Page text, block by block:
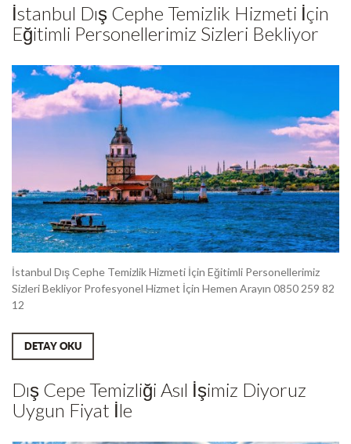
İstanbul Dış Cephe Temizlik Hizmeti İçin
Eğitimli Personellerimiz Sizleri Bekliyor
İstanbul Dış Cephe Temizlik Hizmeti İçin Eğitimli Personellerimiz
Sizleri Bekliyor Profesyonel Hizmet İçin Hemen Arayın 0850 259 82
12
DETAY OKU
Dış Cepe Temizliği Asıl İşimiz Diyoruz
Uygun Fiyat İle